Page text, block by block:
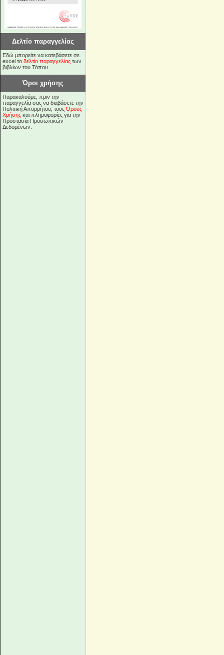
Δελτίο παραγγελίας
Εδώ μπορείτε να κατεβάσετε σε
excel το δελτίο παραγγελίας των
βιβλίων του Τόπου.
Όροι χρήσης
Παρακαλούμε, πριν την
παραγγελία σας να διαβάσετε την
Πολιτική Απορρήτου, τουςΌρους
Χρήσης και πληροφορίες για την
Προστασία Προσωπικών
Δεδομένων.